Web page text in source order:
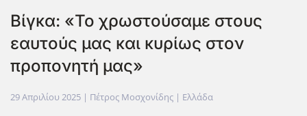
Βίγκα: «Το χρωστούσαμε στους
εαυτούς μας και κυρίως στον
προπονητή μας»
29 Απριλίου 2025 | Πέτρος Μοσχονίδης | Ελλάδα